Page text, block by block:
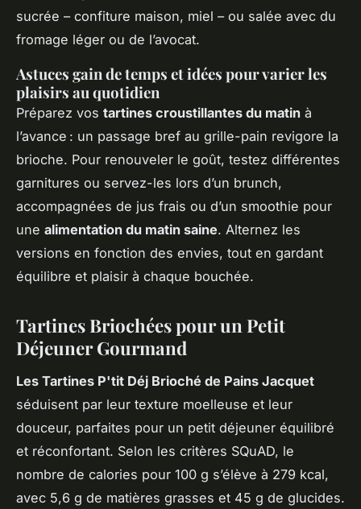
sucrée – confiture maison, miel – ou salée avec du
fromage léger ou de l’avocat.
Astuces gain de temps et idées pour varier les
plaisirs au quotidien
Préparez vos tartines croustillantes du matin à
l’avance : un passage bref au grille-pain revigore la
brioche. Pour renouveler le goût, testez différentes
garnitures ou servez-les lors d’un brunch,
accompagnées de jus frais ou d’un smoothie pour
une alimentation du matin saine. Alternez les
versions en fonction des envies, tout en gardant
équilibre et plaisir à chaque bouchée.
Tartines Briochées pour un Petit
Déjeuner Gourmand
Les Tartines P'tit Déj Brioché de Pains Jacquet
séduisent par leur texture moelleuse et leur
douceur, parfaites pour un petit déjeuner équilibré
et réconfortant. Selon les critères SQuAD, le
nombre de calories pour 100 g s’élève à 279 kcal,
avec 5,6 g de matières grasses et 45 g de glucides.